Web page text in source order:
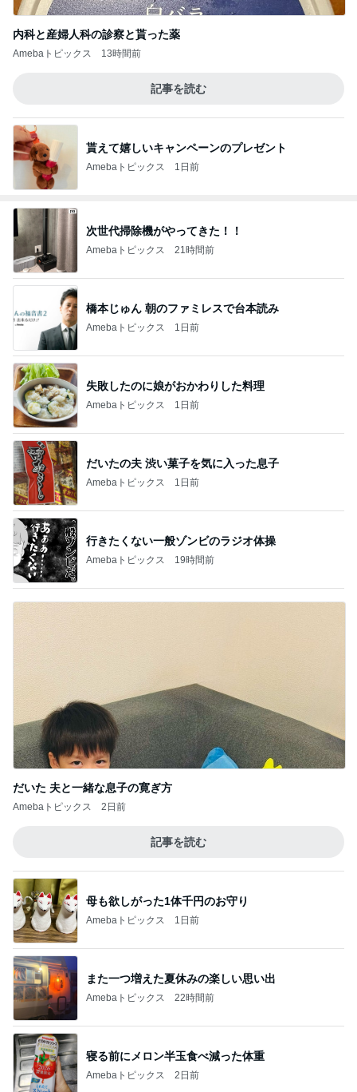
内科と産婦人科の診察と貰った薬
Amebaトピックス 13時間前
記事を読む
貰えて嬉しいキャンペーンのプレゼント
Amebaトピックス 1日前
次世代掃除機がやってきた！！
Amebaトピックス 21時間前
橋本じゅん 朝のファミレスで台本読み
Amebaトピックス 1日前
失敗したのに娘がおかわりした料理
Amebaトピックス 1日前
だいたの夫 渋い菓子を気に入った息子
Amebaトピックス 1日前
行きたくない一般ゾンビのラジオ体操
Amebaトピックス 19時間前
だいた 夫と一緒な息子の寛ぎ方
Amebaトピックス 2日前
記事を読む
母も欲しがった1体千円のお守り
Amebaトピックス 1日前
また一つ増えた夏休みの楽しい思い出
Amebaトピックス 22時間前
寝る前にメロン半玉食べ減った体重
Amebaトピックス 2日前